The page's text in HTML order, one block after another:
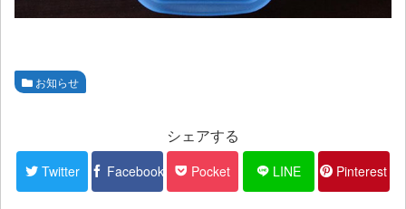
お知らせ
シェアする
Twitter Facebook Pocket LINE Pinterest